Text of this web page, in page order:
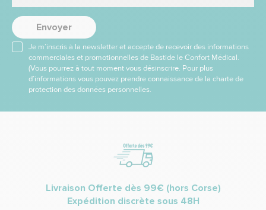
Envoyer
Je m’inscris à la newsletter et accepte de recevoir des informations
commerciales et promotionnelles de Bastide le Confort Médical.
(Vous pourrez à tout moment vous désinscrire. Pour plus
d’informations vous pouvez prendre connaissance de la charte de
protection des données personnelles.
Livraison Offerte dès 99€ (hors Corse)
Expédition discrète sous 48H